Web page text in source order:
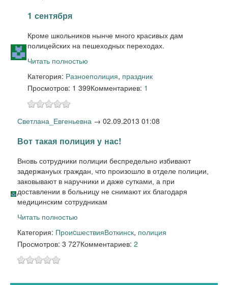
1 сентября
Кроме школьников нынче много красивых дам
полицейских на пешеходных переходах.
Читать полностью
Категория: Разноеполиция, праздник
Просмотров: 1 399Комментариев: 1
Светлана_Евгеньевна → 02.09.2013 01:08
Вот такая полиция у нас!
Вновь сотрудники полиции беспредельно избивают
задержанyых граждан, что произошло в отделе полиции,
заковывают в наручники и даже сутками, а при
доставлении в больницу не снимают их благодаря
медицинским сотрудникам
Читать полностью
Категория: ПроиcшествияВоткинск, полиция
Просмотров: 3 727Комментариев: 2